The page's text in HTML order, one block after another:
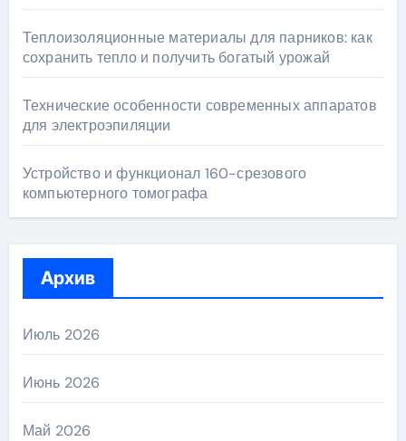
Теплоизоляционные материалы для парников: как
сохранить тепло и получить богатый урожай
Технические особенности современных аппаратов
для электроэпиляции
Устройство и функционал 160-срезового
компьютерного томографа
Архив
Июль 2026
Июнь 2026
Май 2026